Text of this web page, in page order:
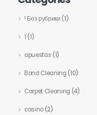
! Без рубрики (1)
1 (1)
apuestas (1)
Bond Cleaning (10)
Carpet Cleaning (4)
casino(2)